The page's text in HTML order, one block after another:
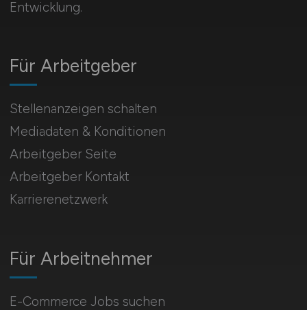
Entwicklung.
Für Arbeitnehmer
E-Commerce Jobs suchen
Für Arbeitgeber
Stellenanzeigen schalten
Mediadaten & Konditionen
Arbeitgeber Seite
Arbeitgeber Kontakt
Karrierenetzwerk